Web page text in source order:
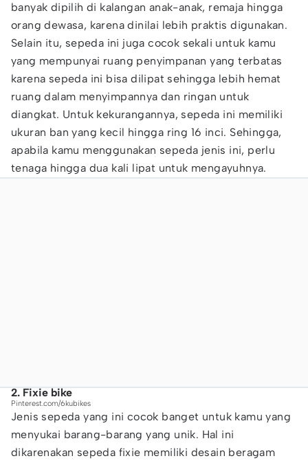
banyak dipilih di kalangan anak-anak, remaja hingga
orang dewasa, karena dinilai lebih praktis digunakan.
Selain itu, sepeda ini juga cocok sekali untuk kamu
yang mempunyai ruang penyimpanan yang terbatas
karena sepeda ini bisa dilipat sehingga lebih hemat
ruang dalam menyimpannya dan ringan untuk
diangkat. Untuk kekurangannya, sepeda ini memiliki
ukuran ban yang kecil hingga ring 16 inci. Sehingga,
apabila kamu menggunakan sepeda jenis ini, perlu
tenaga hingga dua kali lipat untuk mengayuhnya.
2. Fixie bike
Pinterest.com/6kubikes
Jenis sepeda yang ini cocok banget untuk kamu yang
menyukai barang-barang yang unik. Hal ini
dikarenakan sepeda fixie memiliki desain beragam